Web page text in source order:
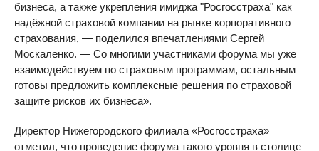
бизнеса, а также укрепления имиджа "Росгосстраха" как
надёжной страховой компании на рынке корпоративного
страхования, — поделился впечатлениями Сергей
Москаленко. — Со многими участниками форума мы уже
взаимодействуем по страховым программам, остальным
готовы предложить комплексные решения по страховой
защите рисков их бизнеса».
Директор Нижегородского филиала «Росгосстраха»
отметил, что проведение форума такого уровня в столице